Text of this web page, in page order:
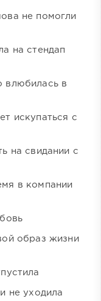
не помогли
на стендап
влюбилась в
искупаться с
на свидании с
в компании
образ жизни
не уходила